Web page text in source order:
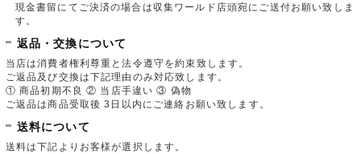
現金書留にてご決済の場合は収集ワールド店頭宛にご送付お願い致しま
す。
返品・交換について
当店は消費者権利尊重と法令遵守を約束致します。
ご返品及び交換は下記理由のみ対応致します。
① 商品初期不良 ② 当店手違い ③ 偽物
ご返品は商品受取後 3日以内にご連絡お願い致します。
送料について
送料は下記よりお客様が選択します。